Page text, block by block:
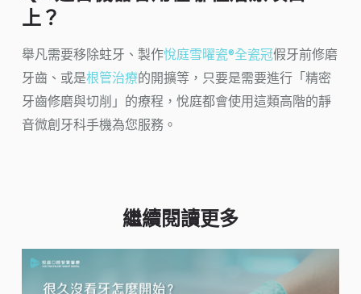
上？
舉凡需要移除蛀牙、製作悅庭雪曜瓷®全瓷冠假牙前修磨
牙齒、或是根管治療的開擴等，只要是需要進行「精密
牙齒修磨與切削」的療程，悅庭都會使用這類高階的靜
音微創牙科手機為您服務。
繼續閱讀更多